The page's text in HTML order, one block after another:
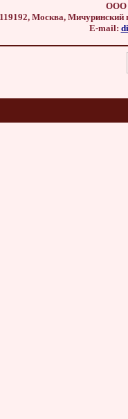
ООО
119192, Москва, Мичуринский
E-mail: